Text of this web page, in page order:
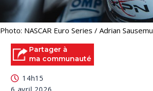
Photo: NASCAR Euro Series / Adrian
Partager à
ma communauté
14h15